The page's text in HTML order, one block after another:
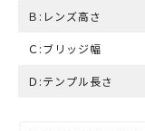
Ｂ:レンズ高さ
Ｃ:ブリッジ幅
Ｄ:テンプル長さ